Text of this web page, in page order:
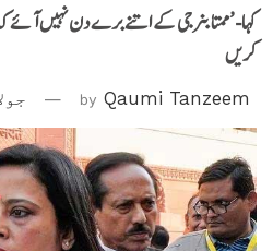
کہا- ’ممتا بنرجی کے اتنے برے دن نہیں آئے
کریں
by Qaumi Tanzeem